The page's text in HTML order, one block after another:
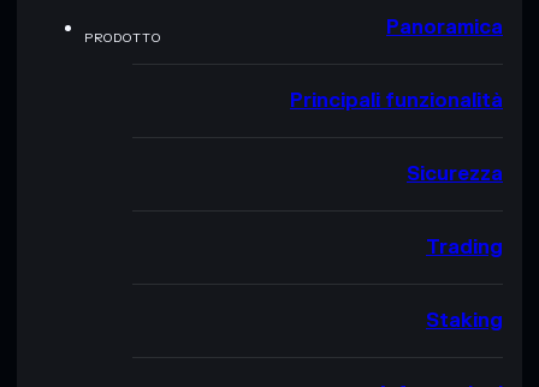
PRODOTTO Panoramica
Principali funzionalità
Sicurezza
Trading
Staking